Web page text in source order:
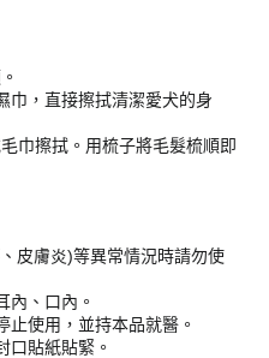
，直接擦拭清潔愛犬的身
巾擦拭。用梳子將毛髮梳順即
皮膚炎)等異常情況時請勿使
內、口內。
止使用，並持本品就醫。
口貼紙貼緊。